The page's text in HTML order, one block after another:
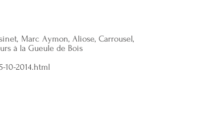
Marc Aymon, Aliose, Carrousel,
à la Gueule de Bois
10-2014.html